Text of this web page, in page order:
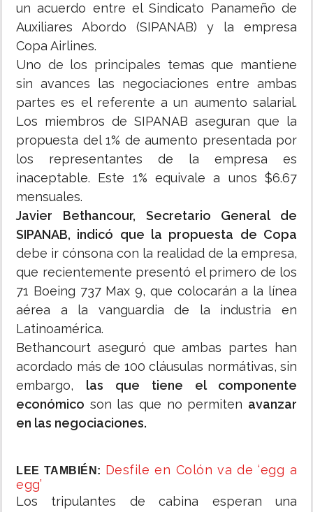
un acuerdo entre el Sindicato Panameño de
Auxiliares Abordo (SIPANAB) y la empresa
Copa Airlines.
Uno de los principales temas que mantiene
sin avances las negociaciones entre ambas
partes es el referente a un aumento salarial.
Los miembros de SIPANAB aseguran que la
propuesta del 1% de aumento presentada por
los representantes de la empresa es
inaceptable. Este 1% equivale a unos $6.67
mensuales.
Javier Bethancour, Secretario General de
SIPANAB, indicó que la propuesta de Copa
debe ir cónsona con la realidad de la empresa,
que recientemente presentó el primero de los
71 Boeing 737 Max 9, que colocarán a la línea
aérea a la vanguardia de la industria en
Latinoamérica.
Bethancourt aseguró que ambas partes han
acordado más de 100 cláusulas normátivas, sin
embargo, las que tiene el componente
económico son las que no permiten avanzar
en las negociaciones.
LEE TAMBIÉN: Desfile en Colón va de ‘egg a
egg’
Los tripulantes de cabina esperan una